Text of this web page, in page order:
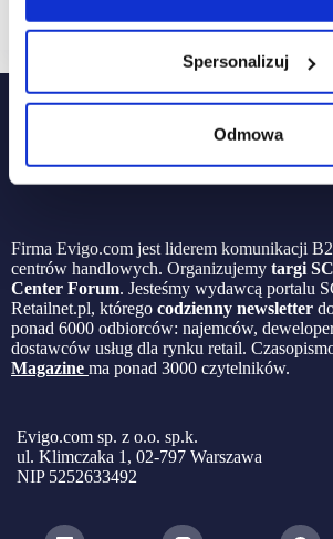
Spersonalizuj
Odmowa
Firma Evigo.com jest liderem komunikacji
centrów handlowych. Organizujemy targi
Center Forum. Jesteśmy wydawcą portalu
Retailnet.pl, którego codzienny newsletter
ponad 6000 odbiorców: najemców,
dostawców usług dla rynku retail.
Magazine ma ponad 3000 czytelników.
Evigo.com sp. z o.o. sp.k.
ul. Klimczaka 1, 02-797 Warszawa
NIP 5252633492